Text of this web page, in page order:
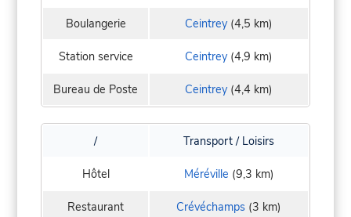
Boulangerie Ceintrey (4,5 km)
Station service Ceintrey (4,9 km)
Bureau de Poste Ceintrey (4,4 km)
/ Transport / Loisirs
Hôtel Méréville (9,3 km)
Restaurant Crévéchamps (3 km)